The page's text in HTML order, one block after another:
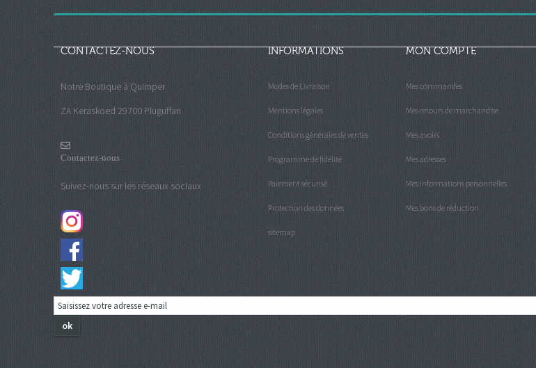
CONTACTEZ-NOUS
Notre Boutique à Quimper
ZA Keraskoed 29700 Pluguffan
Contactez-nous
Suivez-nous sur les réseaux sociaux
INFORMATIONS
Modes de Livraison
Mentions légales
Conditions générales de ventes
Programme de fidélité
Paiement sécurisé
Protection des données
sitemap
MON COMPTE
Mes commandes
Mes retours de marchandise
Mes avoirs
Mes adresses
Mes informations personnelles
Mes bons de réduction
ok